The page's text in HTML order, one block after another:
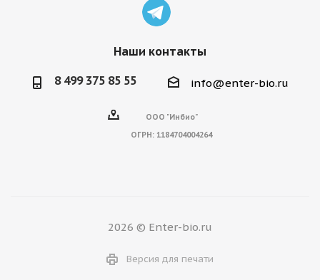
Наши контакты
8 499 375 85 55 info@enter-bio.ru
ООО "Инбио"
ОГРН: 1184704004264
2026 © Enter-bio.ru
Версия для печати